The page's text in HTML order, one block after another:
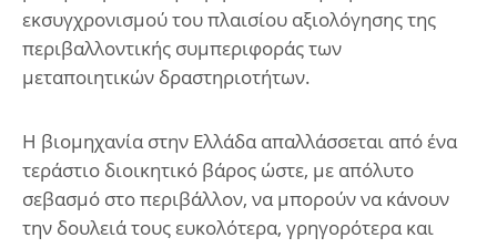
εκσυγχρονισμού του πλαισίου αξιολόγησης της
περιβαλλοντικής συμπεριφοράς των
μεταποιητικών δραστηριοτήτων.
Η βιομηχανία στην Ελλάδα απαλλάσσεται από ένα
τεράστιο διοικητικό βάρος ώστε, με απόλυτο
σεβασμό στο περιβάλλον, να μπορούν να κάνουν
την δουλειά τους ευκολότερα, γρηγορότερα και